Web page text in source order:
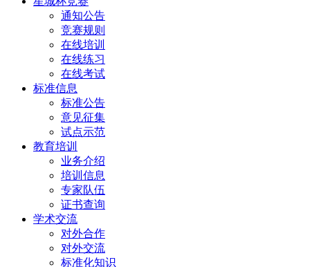
通知公告
竞赛规则
在线培训
在线练习
在线考试
标准信息
标准公告
意见征集
试点示范
教育培训
业务介绍
培训信息
专家队伍
证书查询
学术交流
对外合作
对外交流
标准化知识